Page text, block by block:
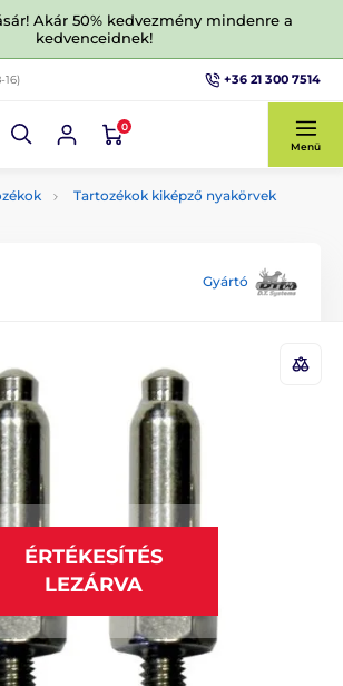
Akár 50% kedvezmény mindenre a
kedvenceidnek!
16) +36 21 300 7514
0
Menü
Tartozékok kiképző nyakörvek
Gyártó
ÉRTÉKESÍTÉS
LEZÁRVA